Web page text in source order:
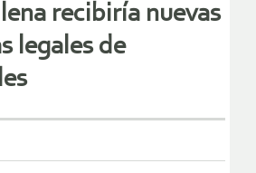
recibiría nuevas
legales de